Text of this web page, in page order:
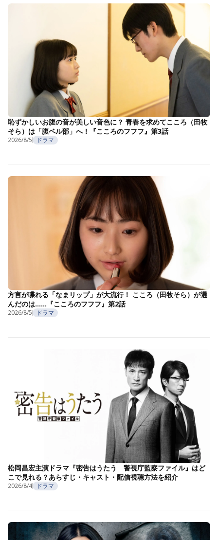
恥ずかしいお腹の音が美しい音色に？ 青春を求めてこころ（田牧
そら）は「腹ベル部」へ！『こころのフフフ』第3話
2026/8/5 ドラマ
方言が喋れる「なまリップ」が大流行！ こころ（田牧そら）が選
んだのは……『こころのフフフ』第2話
2026/8/5 ドラマ
松岡昌宏主演ドラマ『密告はうたう 警視庁監察ファイル』はど
こで見れる？あらすじ・キャスト・配信視聴方法を紹介
2026/8/4 ドラマ